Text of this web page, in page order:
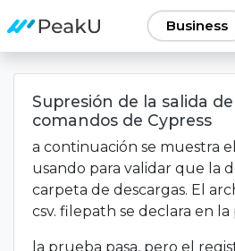
Business
Supresión de la salida
comandos de Cypress
a continuación se muestra
usando para validar que la
carpeta de descargas. El
csv. filepath se declara en
la prueba pasa, pero el